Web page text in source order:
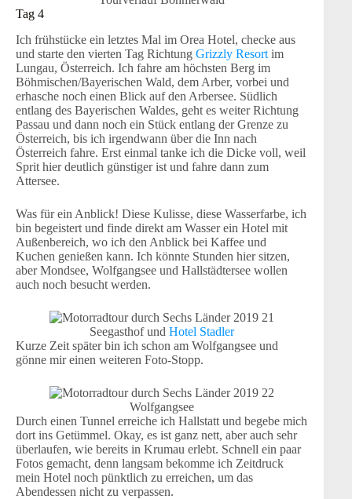
Tag 4
Ich frühstücke ein letztes Mal im Orea Hotel, checke aus
und starte den vierten Tag Richtung Grizzly Resort im
Lungau, Österreich. Ich fahre am höchsten Berg im
Böhmischen/Bayerischen Wald, dem Arber, vorbei und
erhasche noch einen Blick auf den Arbersee. Südlich
entlang des Bayerischen Waldes, geht es weiter Richtung
Passau und dann noch ein Stück entlang der Grenze zu
Österreich, bis ich irgendwann über die Inn nach
Österreich fahre. Erst einmal tanke ich die Dicke voll, weil
Sprit hier deutlich günstiger ist und fahre dann zum
Attersee.
Was für ein Anblick! Diese Kulisse, diese Wasserfarbe, ich
bin begeistert und finde direkt am Wasser ein Hotel mit
Außenbereich, wo ich den Anblick bei Kaffee und
Kuchen genießen kann. Ich könnte Stunden hier sitzen,
aber Mondsee, Wolfgangsee und Hallstädtersee wollen
auch noch besucht werden.
Seegasthof undHotel Stadler
Kurze Zeit später bin ich schon am Wolfgangsee und
gönne mir einen weiteren Foto-Stopp.
Wolfgangsee
Durch einen Tunnel erreiche ich Hallstatt und begebe mich
dort ins Getümmel. Okay, es ist ganz nett, aber auch sehr
überlaufen, wie bereits in Krumau erlebt. Schnell ein paar
Fotos gemacht, denn langsam bekomme ich Zeitdruck
mein Hotel noch pünktlich zu erreichen, um das
Abendessen nicht zu verpassen.